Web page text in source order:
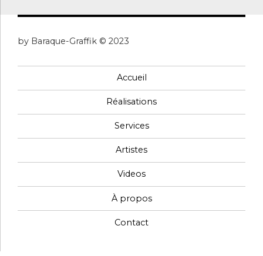
by Baraque-Graffik © 2023
Accueil
Réalisations
Services
Artistes
Videos
À propos
Contact